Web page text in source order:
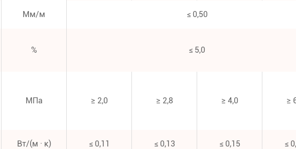
Мм/м ≤ 0,50
% ≤ 5,0
МПа ≥ 2,0 ≥ 2,8 ≥ 4,0 ≥
Вт/(м · к) ≤ 0,11 ≤ 0,13 ≤ 0,15 ≤